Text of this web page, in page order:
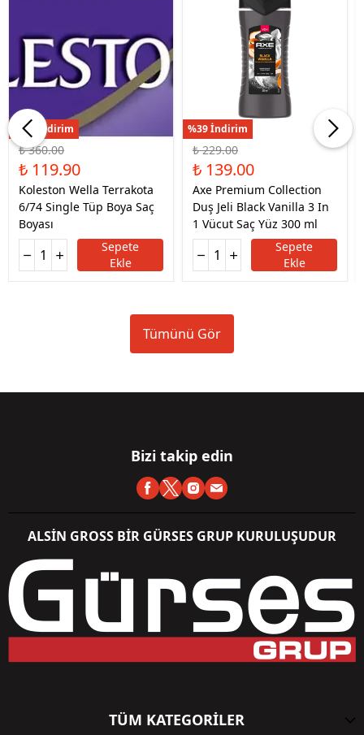
%67 İndirim
₺ 360.00
₺ 119.90
Koleston Wella Terrakota
6/74 Single Tüp Boya Saç
Boyası
Sepete
Ekle
%39 İndirim
₺ 229.00
₺ 139.00
Axe Premium Collection
Duş Jeli Black Vanilla 3 In
1 Vücut Saç Yüz 300 ml
Sepete
Ekle
Tümünü Gör
Bizi takip edin
ALSİN GROSS BİR GÜRSES GRUP KURULUŞUDUR
TÜM KATEGORİLER